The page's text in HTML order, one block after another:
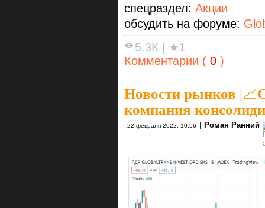
спецраздел: Акции
обсудить на форуме:
5.3К | ★1
Комментарии ( 0 )
Новости рынков |
компания
22 февраля 2022, 10:56 | Роман Ранний